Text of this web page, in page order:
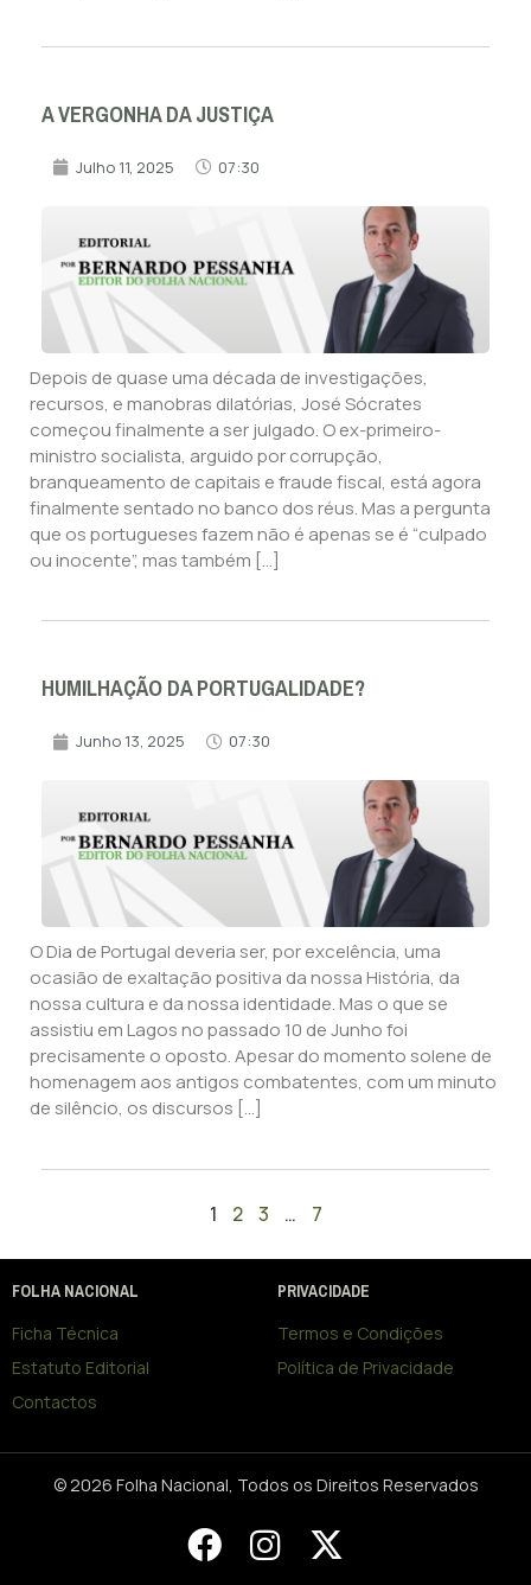
A VERGONHA DA JUSTIÇA
Julho 11, 2025 07:30
Depois de quase uma década de investigações,
recursos, e manobras dilatórias, José Sócrates
começou finalmente a ser julgado. O ex-primeiro-
ministro socialista, arguido por corrupção,
branqueamento de capitais e fraude fiscal, está agora
finalmente sentado no banco dos réus. Mas a pergunta
que os portugueses fazem não é apenas se é “culpado
ou inocente”, mas também […]
HUMILHAÇÃO DA PORTUGALIDADE?
Junho 13, 2025 07:30
O Dia de Portugal deveria ser, por excelência, uma
ocasião de exaltação positiva da nossa História, da
nossa cultura e da nossa identidade. Mas o que se
assistiu em Lagos no passado 10 de Junho foi
precisamente o oposto. Apesar do momento solene de
homenagem aos antigos combatentes, com um minuto
de silêncio, os discursos […]
1 2 3 … 7
FOLHA NACIONAL
Ficha Técnica
Estatuto Editorial
Contactos
PRIVACIDADE
Termos e Condições
Política de Privacidade
© 2026 Folha Nacional, Todos os Direitos Reservados